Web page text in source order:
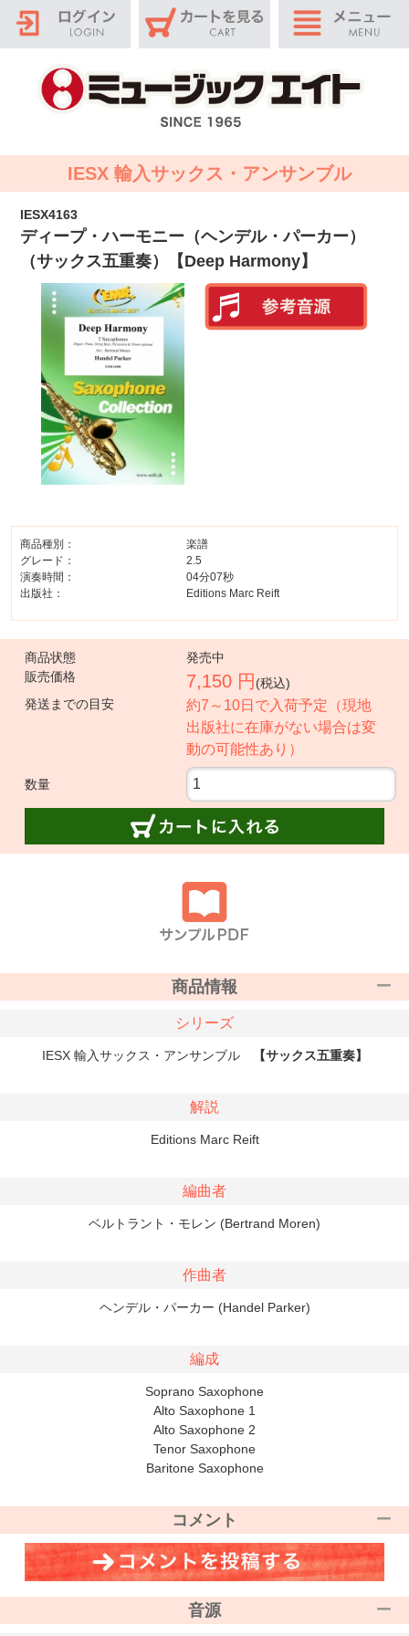
IESX 輸入サックス・アンサンブル
IESX4163
ディープ・ハーモニー（ヘンデル・パーカー）
（サックス五重奏）【Deep Harmony】
商品種別：
楽譜
グレード：
2.5
演奏時間：
04分07秒
出版社：
Editions Marc Reift
商品状態
発売中
販売価格
7,150 円 (税込)
発送までの目安
約7～10日で入荷予定（現地
出版社に在庫がない場合は変
動の可能性あり）
数量
商品情報
シリーズ
IESX 輸入サックス・アンサンブル 【サックス五重奏】
解説
Editions Marc Reift
編曲者
ベルトラント・モレン (Bertrand Moren)
作曲者
ヘンデル・パーカー (Handel Parker)
編成
Soprano Saxophone
Alto Saxophone 1
Alto Saxophone 2
Tenor Saxophone
Baritone Saxophone
コメント
音源